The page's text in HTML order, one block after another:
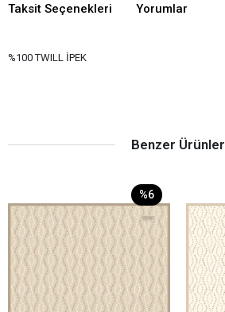
Taksit Seçenekleri Yorumlar
%100 TWILL İPEK
Benzer Ürünler
%6